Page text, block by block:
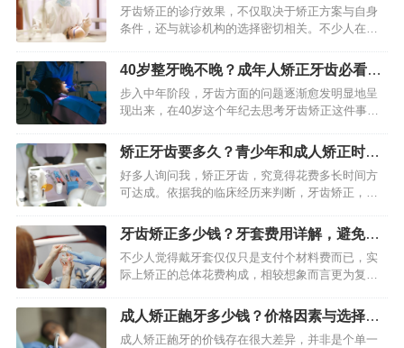
精准抉择指南
牙齿矫正的诊疗效果，不仅取决于矫正方案与自身
条件，还与就诊机构的选择密切相关。不少人在矫
院的口腔科？两者各有优势，适配不同需求与场
景，无绝对优劣之分，核心在…
40岁整牙晚不晚？成年人矫正牙齿必看指
南
步入中年阶段，牙齿方面的问题逐渐愈发明显地呈
现出来，在40岁这个年纪去思考牙齿矫正这件事，
旨在有效提高生活品质质量并且切实可行的一种
选。和青少年时期相比较而…
矫正牙齿要多久？青少年和成人矫正时间
大不同
好多人询问我，矫正牙齿，究竟得花费多长时间方
可达成。依据我的临床经历来判断，牙齿矫正，可
生物改建进程，一般是以 “年” 作为计算单位的。具
体所需的时长，会因…
牙齿矫正多少钱？牙套费用详解，避免被
低价坑
不少人觉得戴牙套仅仅只是支付个材料费而已，实
际上矫正的总体花费构成，相较想象而言更为复
了诸如检查、方案、材料、医生技术以及后续维护
等方面的“打包服务”。只有…
成人矫正龅牙多少钱？价格因素与选择全
解析
成人矫正龅牙的价钱存在很大差异，并非是个单一